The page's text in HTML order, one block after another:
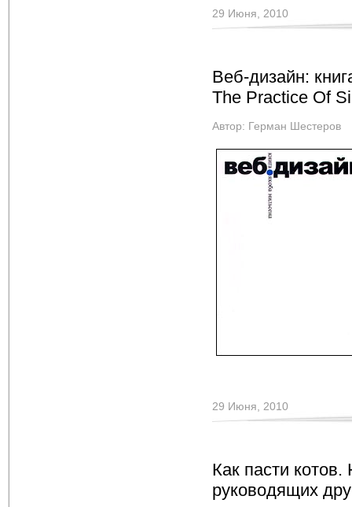
29 Июня, 2010
Веб-дизайн:
The Practice Of
Автор: Герман Шестеров
29 Июня, 2010
Как пасти
руководящих